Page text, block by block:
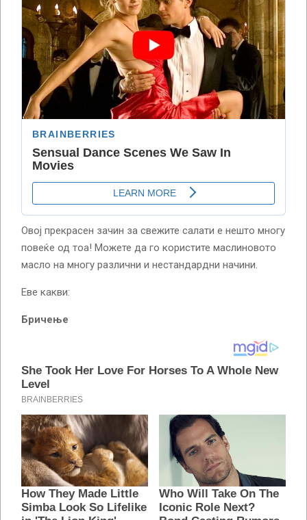
Овој прекрасен зачин за свежите салати е нешто многу
повеќе од тоа! Можете да го користите маслиновото
масло на многу различни и нестандардни начини.
Еве какви:
Бричење